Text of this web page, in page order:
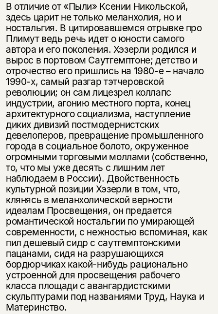
В отличие от «Пыли» Ксении Никольской,
здесь царит не только меланхолия, но и
ностальгия. В цитировавшемся отрывке про
Плимут ведь речь идет о юности самого
автора и его поколения. Хэзерли родился и
вырос в портовом Саутгемптоне; детство и
отрочество его пришлись на 1980-е – начало
1990-х, самый разгар тэтчеровской
революции; он сам лицезрел коллапс
индустрии, агонию местного порта, конец
архитектурного социализма, наступление
диких дивизий постмодернистских
девелоперов, превращение промышленного
города в социальное болото, окруженное
огромными торговыми моллами (собственно,
то, что мы уже десять с лишним лет
наблюдаем в России). Двойственность
культурной позиции Хэзерли в том, что,
клянясь в меланхолической верности
идеалам Просвещения, он предается
романтической ностальгии по умирающей
современности, с нежностью вспоминая, как
пил дешевый сидр с саутгемптонскими
пацанами, сидя на разрушающихся
бордюрчиках какой-нибудь рационально
устроенной для просвещения рабочего
класса площади с авангардистскими
скульптурами под названиями Труд, Наука и
Материнство.